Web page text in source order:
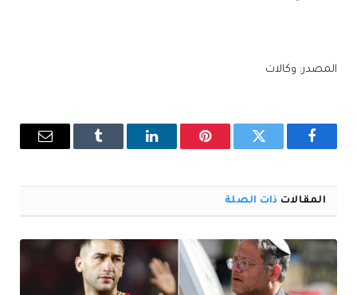
المصدر: وكالات
فيسبوك تويتر بينتيريستلينكدإن Tumblr
البريد
المقالات ذات الصلة